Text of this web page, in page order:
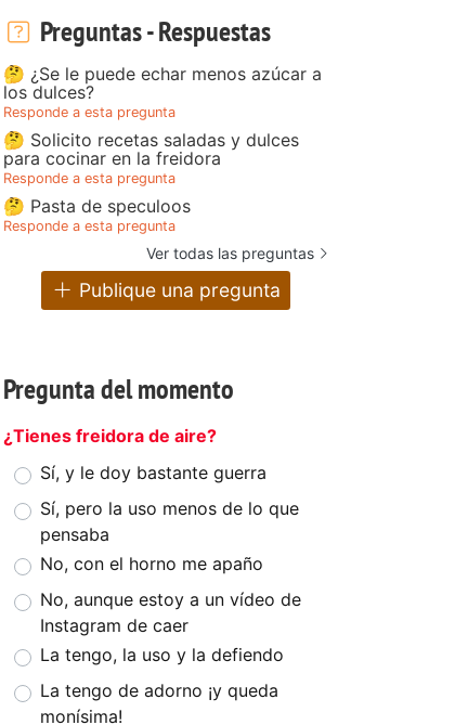
Preguntas - Respuestas
🤔 ¿Se le puede echar menos azúcar a
los dulces?
Responde a esta pregunta
🤔 Solicito recetas saladas y dulces
para cocinar en la freidora
Responde a esta pregunta
🤔 Pasta de speculoos
Responde a esta pregunta
Ver todas las preguntas
Publique una pregunta
Pregunta del momento
¿Tienes freidora de aire?
Sí, y le doy bastante guerra
Sí, pero la uso menos de lo que
pensaba
No, con el horno me apaño
No, aunque estoy a un vídeo de
Instagram de caer
La tengo, la uso y la defiendo
La tengo de adorno ¡y queda
monísima!